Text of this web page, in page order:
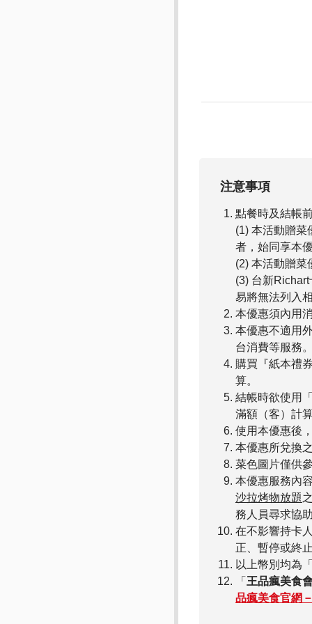
注意事項
點餐時及結帳
(1) 本活動贈菜
者，始同享本
(2) 本活動贈菜
(3) 台新
易將無法列入
本優惠須內用
本優惠不適用
台消費等服務
購買『紙本禮
算。
結帳時欲使用
滿額（客）計
使用本優惠後
本優惠所兌換
菜色圖片僅供
本優惠服務內
沙拉烤物放題
務人員尋求協
在不影響持卡
正、暫停或終
以上幣別均為
「 王品瘋美食
品瘋美食官網